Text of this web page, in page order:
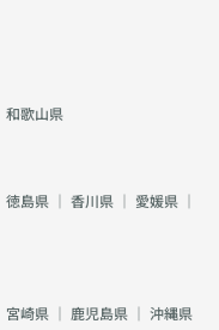
和歌山県
徳島県 ｜ 香川県 ｜ 愛媛県 ｜
宮崎県 ｜ 鹿児島県 ｜ 沖縄県